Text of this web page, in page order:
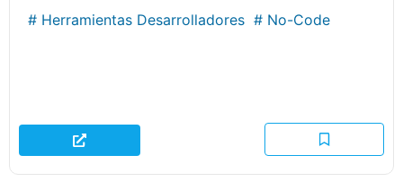
# Herramientas Desarrolladores # No-Code